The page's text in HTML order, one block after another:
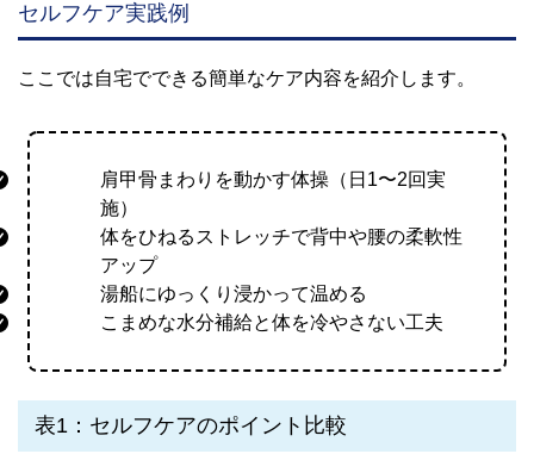
セルフケア実践例
ここでは自宅でできる簡単なケア内容を紹介します。
肩甲骨まわりを動かす体操（日1〜2回実
施）
体をひねるストレッチで背中や腰の柔軟性
アップ
湯船にゆっくり浸かって温める
こまめな水分補給と体を冷やさない工夫
表1：セルフケアのポイント比較